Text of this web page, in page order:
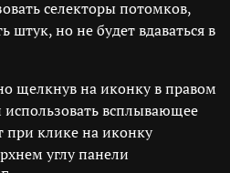
селекторы потомков,
но не будет вдаваться в
щелкнув на иконку в правом
всплывающее
при клике на иконку
углу панели